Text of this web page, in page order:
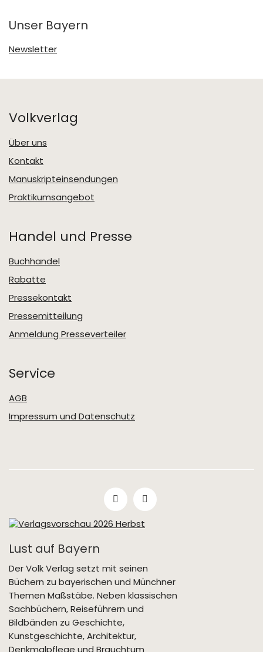
Unser Bayern
Newsletter
Volkverlag
Über uns
Kontakt
Manuskripteinsendungen
Praktikumsangebot
Handel und Presse
Buchhandel
Rabatte
Pressekontakt
Pressemitteilung
Anmeldung Presseverteiler
Service
AGB
Impressum und Datenschutz
Lust auf Bayern
Der Volk Verlag setzt mit seinen
Büchern zu bayerischen und Münchner
Themen Maßstäbe. Neben klassischen
Sachbüchern, Reiseführern und
Bildbänden zu Geschichte,
Kunstgeschichte, Architektur,
Denkmalpflege und Brauchtum